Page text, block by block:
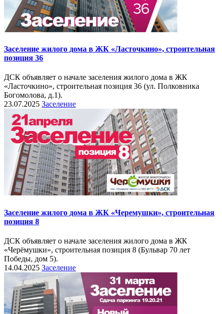
Заселение жилого дома в ЖК «Ласточкино», строительная
позиция 36
ДСК объявляет о начале заселения жилого дома в ЖК
«Ласточкино», строительная позиция 36 (ул. Полковника
Богомолова, д.1).
23.07.2025 Заселение
Заселение жилого дома в ЖК «Черемушки», строительная
позиция 8
ДСК объявляет о начале заселения жилого дома в ЖК
«Черёмушки», строительная позиция 8 (Бульвар 70 лет
Победы, дом 5).
14.04.2025 Заселение